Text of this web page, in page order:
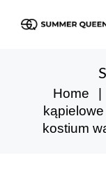
Home
kostium